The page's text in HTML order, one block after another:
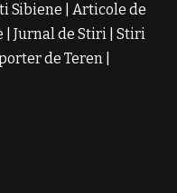
Sibiene
Articole de
Jurnal de Stiri Stiri
de Teren